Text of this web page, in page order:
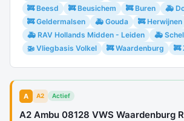
🚒 Beesd
🚒 Beusichem 🚒 Buren
🚑
🚒 Geldermalsen
🚑 Gouda
🚒 Herwijnen
🚑 RAV Hollands Midden - Leiden
🚑
🚁 Vliegbasis Volkel
🚒 Waardenburg 🚒
A A2 Actief
A2 Ambu 08128 VWS Waardenburg